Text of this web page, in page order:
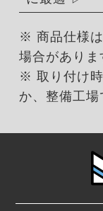
※ 商品仕様
場合がありま
※ 取り付け
か、整備工場